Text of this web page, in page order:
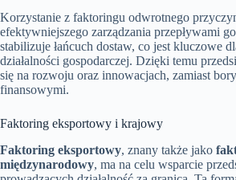
Korzystanie z faktoringu odwrotnego
efektywniejszego zarządzania przepływami
stabilizuje łańcuch dostaw, co jest kluczowe
działalności gospodarczej. Dzięki temu
się na rozwoju oraz innowacjach, zamiast
finansowymi.
Faktoring eksportowy i krajowy
Faktoring eksportowy, znany także jako
międzynarodowy, ma na celu wsparcie